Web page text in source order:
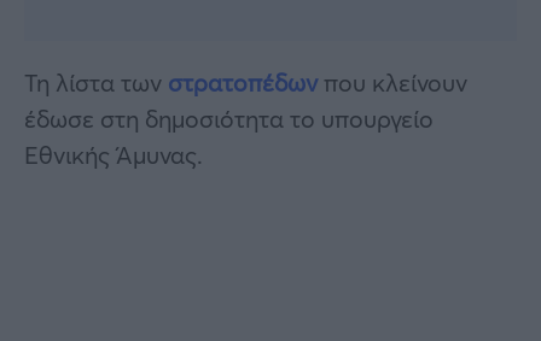
Τη λίστα των στρατοπέδωνπου κλείνουν
έδωσε στη δημοσιότητα το υπουργείο
Εθνικής Άμυνας.